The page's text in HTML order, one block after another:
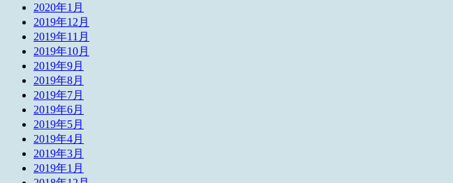
2020年1月
2019年12月
2019年11月
2019年10月
2019年9月
2019年8月
2019年7月
2019年6月
2019年5月
2019年4月
2019年3月
2019年1月